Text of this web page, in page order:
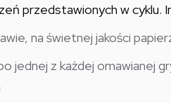
przedstawionych w cyklu.
na świetnej jakości
jednej z każdej omawianej